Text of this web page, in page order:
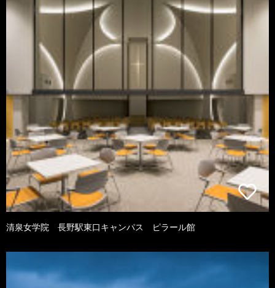
清泉女学院 長野駅東口キャンパス ピラール館